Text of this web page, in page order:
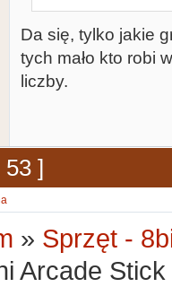
Da się, tylko jakie
tych mało kto robi
liczby.
53 ]
» Sprzęt -
Arcade